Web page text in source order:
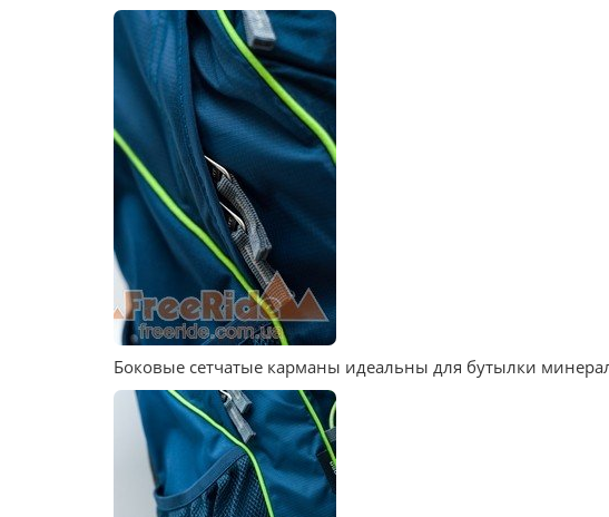
Боковые сетчатые карманы идеальны для бутылки